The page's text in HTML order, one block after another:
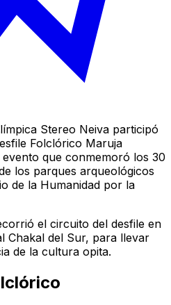
Stereo Neiva participó
Folclórico Maruja
que conmemoró los 30
los parques arqueológicos
de la Humanidad por la
el circuito del desfile en
Chakal del Sur, para llevar
de la cultura opita.